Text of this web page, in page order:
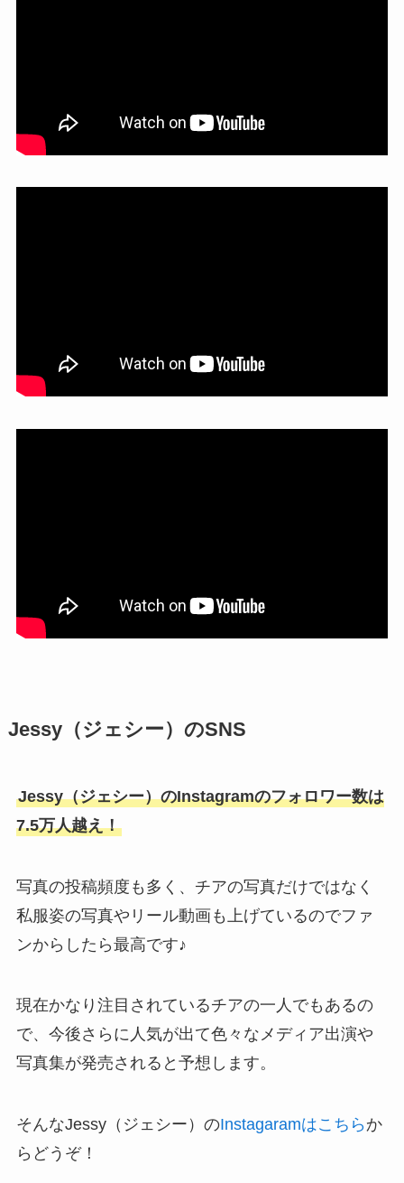
Jessy（ジェシー）のSNS
Jessy（ジェシー）のInstagramのフォロワー数は
7.5万人越え！
写真の投稿頻度も多く、チアの写真だけではなく
私服姿の写真やリール動画も上げているのでファ
ンからしたら最高です♪
現在かなり注目されているチアの一人でもあるの
で、今後さらに人気が出て色々なメディア出演や
写真集が発売されると予想します。
そんなJessy（ジェシー）のInstagaramはこちら か
らどうぞ！